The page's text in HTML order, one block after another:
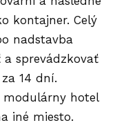
kontajner. Celý
nadstavba
a sprevádzkovať
14 dní.
modulárny hotel
iné miesto.